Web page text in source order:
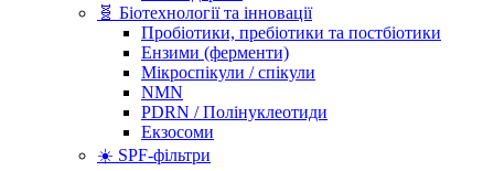
🧬 Біотехнології та інновації
Пробіотики, пребіотики та постбіотики
Ензими (ферменти)
Мікроспікули / спікули
NMN
PDRN / Полінуклеотиди
Екзосоми
☀️ SPF-фільтри